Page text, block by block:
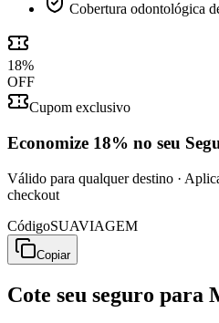
Cobertura odontológica
18%
OFF
Cupom exclusivo
Economize 18% no seu
Válido para qualquer destino ·
checkout
CódigoSUAVIAGEM
Copiar
Cote seu seguro para